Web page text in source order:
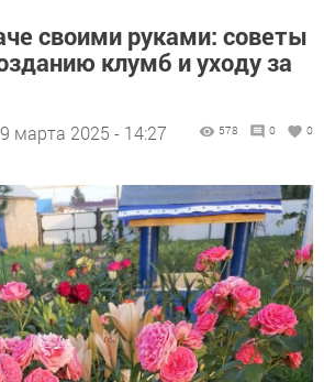
своими руками: советы
клумб и уходу за
марта 2025 - 14:27 578 0 0